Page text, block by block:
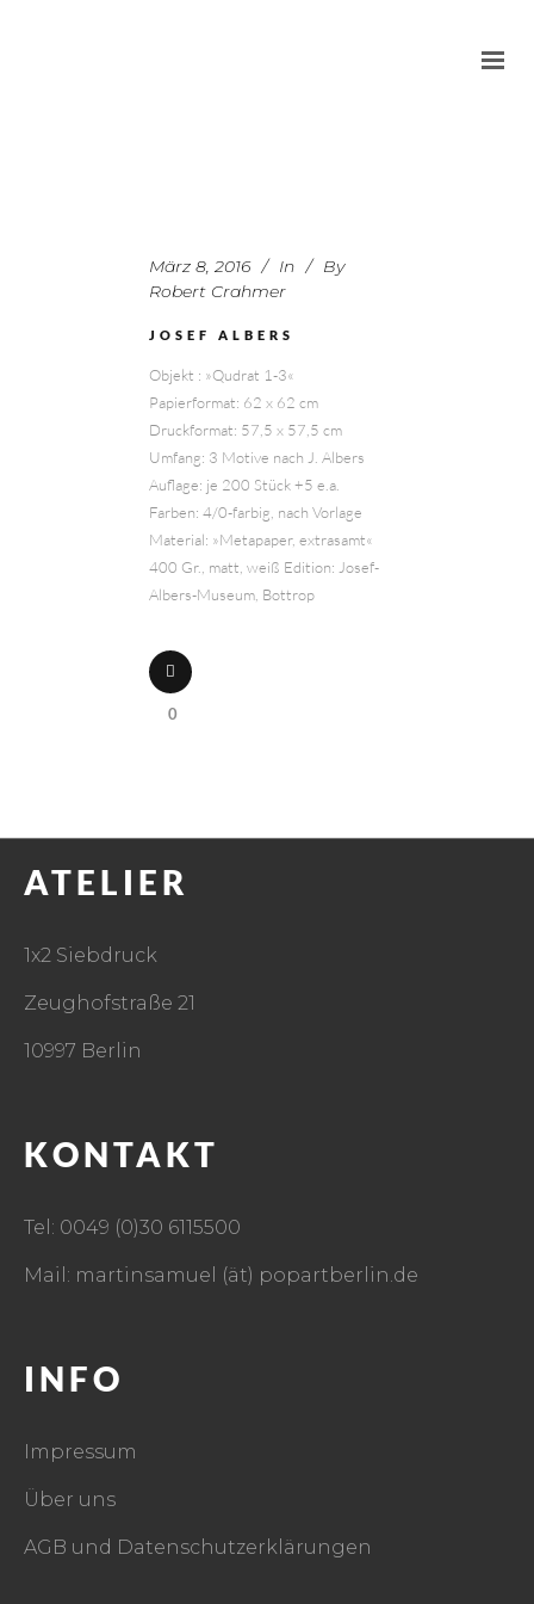
März 8, 2016 In
By
Robert Crahmer
JOSEF ALBERS
Objekt : »Qudrat 1-3«
Papierformat: 62 x 62 cm
Druckformat: 57,5 x 57,5 cm
Umfang: 3 Motive nach J. Albers
Auflage: je 200 Stück +5 e.a.
Farben: 4/0-farbig, nach Vorlage
Material: »Metapaper, extrasamt«
400 Gr., matt, weiß Edition: Josef-
Albers-Museum, Bottrop
0
ATELIER
1x2 Siebdruck
Zeughofstraße 21
10997 Berlin
KONTAKT
Tel: 0049 (0)30 6115500
Mail: martinsamuel (ät) popartberlin.de
INFO
Impressum
Über uns
AGB und Datenschutzerklärungen